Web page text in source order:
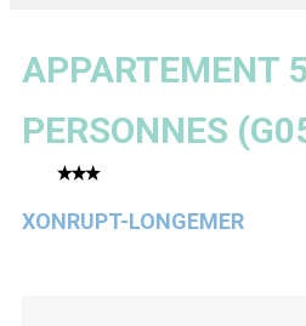
APPARTEMENT
PERSONNES (
XONRUPT-LONGEMER